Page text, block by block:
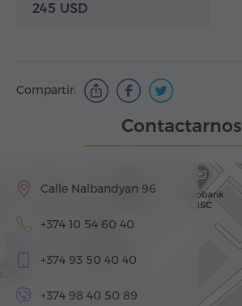
245 USD
Compartir:
Contactarnos
Calle Nalbandyan 96
+374 10 54 60 40
+374 93 50 40 40
+374 98 40 50 89